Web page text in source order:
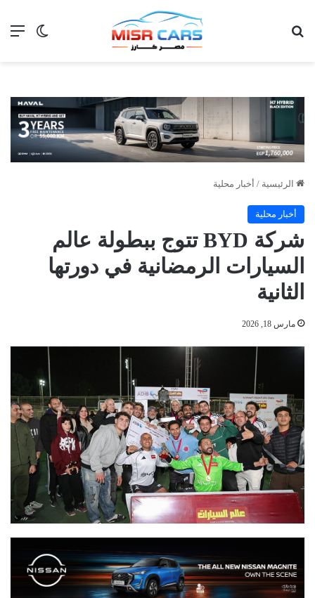
الوضع
الرئيسية / أخبار محلية
أخبار محلية
شركة BYD تتوج ببطولة عالم
السيارات الرمضانية في دورتها
الثانية
مارس 18, 2026